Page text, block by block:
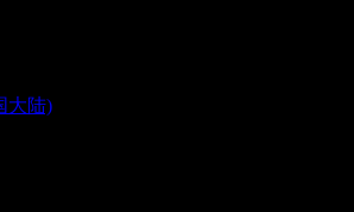
大陆)